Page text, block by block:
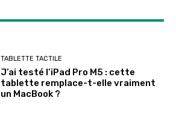
TABLETTE TACTILE
J’ai testé l’iPad Pro M5 : cette
tablette remplace-t-elle vraiment
un MacBook ?